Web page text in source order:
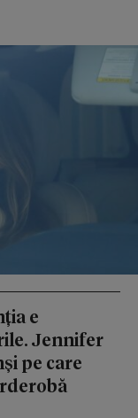
e
Jennifer
pe care